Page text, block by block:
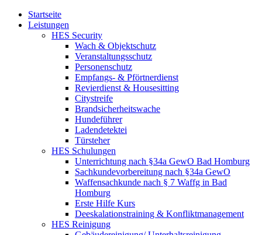
Startseite
Leistungen
HES Security
Wach & Objektschutz
Veranstaltungsschutz
Personenschutz
Empfangs- & Pförtnerdienst
Revierdienst & Housesitting
Citystreife
Brandsicherheitswache
Hundeführer
Ladendetektei
Türsteher
HES Schulungen
Unterrichtung nach §34a GewO Bad Homburg
Sachkundevorbereitung nach §34a GewO
Waffensachkunde nach § 7 Waffg in Bad
Homburg
Erste Hilfe Kurs
Deeskalationstraining & Konfliktmanagement
HES Reinigung